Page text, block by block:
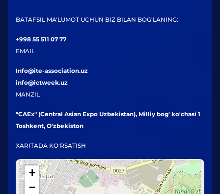
BATAFSIL MA'LUMOT UCHUN BIZ BILAN BOG'LANING:
+998 55 511 07 77
EMAIL
Info@ite-association.uz
info@ictweek.uz
MANZIL
"CAEx" (Central Asian Expo Uzbekistan), Milliy bog' ko'chasi 1
Toshkent, O'zbekiston
XARITADA KO'RSATISH
+
−